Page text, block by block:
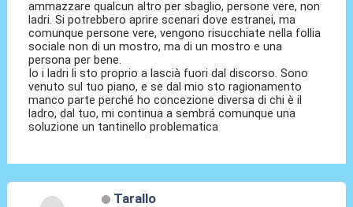
ammazzare qualcun altro per sbaglio, persone vere, non
ladri. Si potrebbero aprire scenari dove estranei, ma
comunque persone vere, vengono risucchiate nella follia
sociale non di un mostro, ma di un mostro e una
persona per bene.
Io i ladri li sto proprio a lascià fuori dal discorso. Sono
venuto sul tuo piano, e se dal mio sto ragionamento
manco parte perché ho concezione diversa di chi è il
ladro, dal tuo, mi continua a sembrá comunque una
soluzione un tantinello problematica
Tarallo